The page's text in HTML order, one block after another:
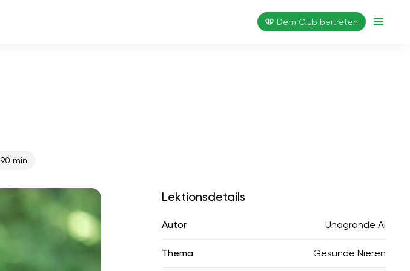
Dem Club beitreten
90 min
Lektionsdetails
Autor Unagrande AI
Thema Gesunde Nieren